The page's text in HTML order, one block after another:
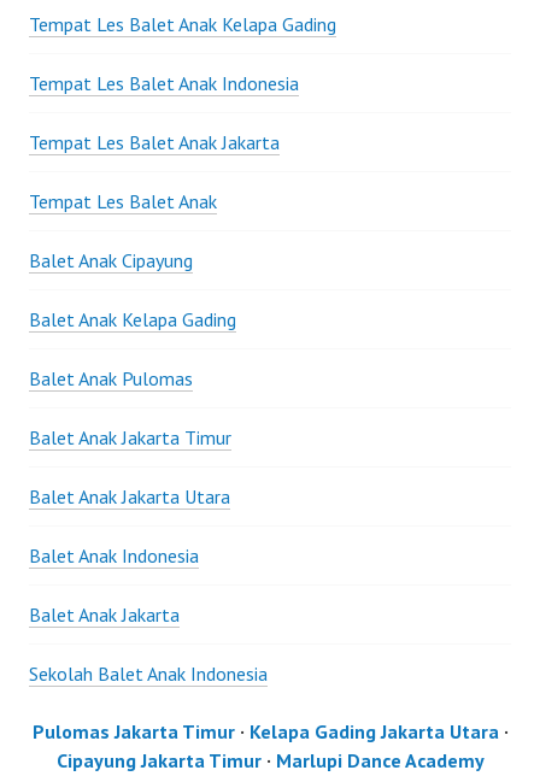
Tempat Les Balet Anak Kelapa Gading
Tempat Les Balet Anak Indonesia
Tempat Les Balet Anak Jakarta
Tempat Les Balet Anak
Balet Anak Cipayung
Balet Anak Kelapa Gading
Balet Anak Pulomas
Balet Anak Jakarta Timur
Balet Anak Jakarta Utara
Balet Anak Indonesia
Balet Anak Jakarta
Sekolah Balet Anak Indonesia
Pulomas Jakarta Timur· Kelapa Gading Jakarta Utara·
Cipayung Jakarta Timur· Marlupi Dance Academy